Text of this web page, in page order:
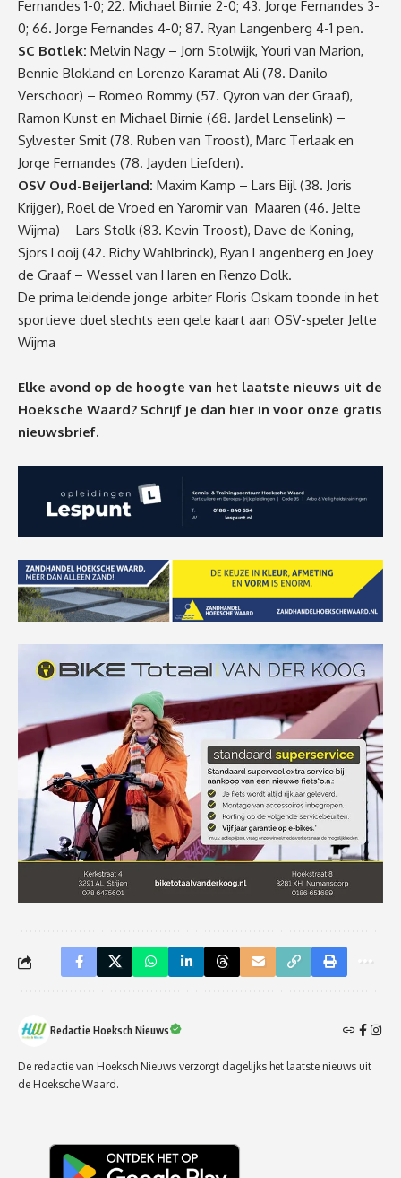
Fernandes 1-0; 22. Michael Birnie 2-0; 43. Jorge Fernandes 3-
0; 66. Jorge Fernandes 4-0; 87. Ryan Langenberg 4-1 pen.
SC Botlek: Melvin Nagy – Jorn Stolwijk, Youri van Marion,
Bennie Blokland en Lorenzo Karamat Ali (78. Danilo
Verschoor) – Romeo Rommy (57. Qyron van der Graaf),
Ramon Kunst en Michael Birnie (68. Jardel Lenselink) –
Sylvester Smit (78. Ruben van Troost), Marc Terlaak en
Jorge Fernandes (78. Jayden Liefden).
OSV Oud-Beijerland: Maxim Kamp – Lars Bijl (38. Joris
Krijger), Roel de Vroed en Yaromir van Maaren (46. Jelte
Wijma) – Lars Stolk (83. Kevin Troost), Dave de Koning,
Sjors Looij (42. Richy Wahlbrinck), Ryan Langenberg en Joey
de Graaf – Wessel van Haren en Renzo Dolk.
De prima leidende jonge arbiter Floris Oskam toonde in het
sportieve duel slechts een gele kaart aan OSV-speler Jelte
Wijma
Elke avond op de hoogte van het laatste nieuws uit de
Hoeksche Waard? Schrijf je dan hier in voor onze gratis
nieuwsbrief.
Redactie Hoeksch Nieuws
De redactie van Hoeksch Nieuws verzorgt dagelijks het laatste nieuws uit
de Hoeksche Waard.